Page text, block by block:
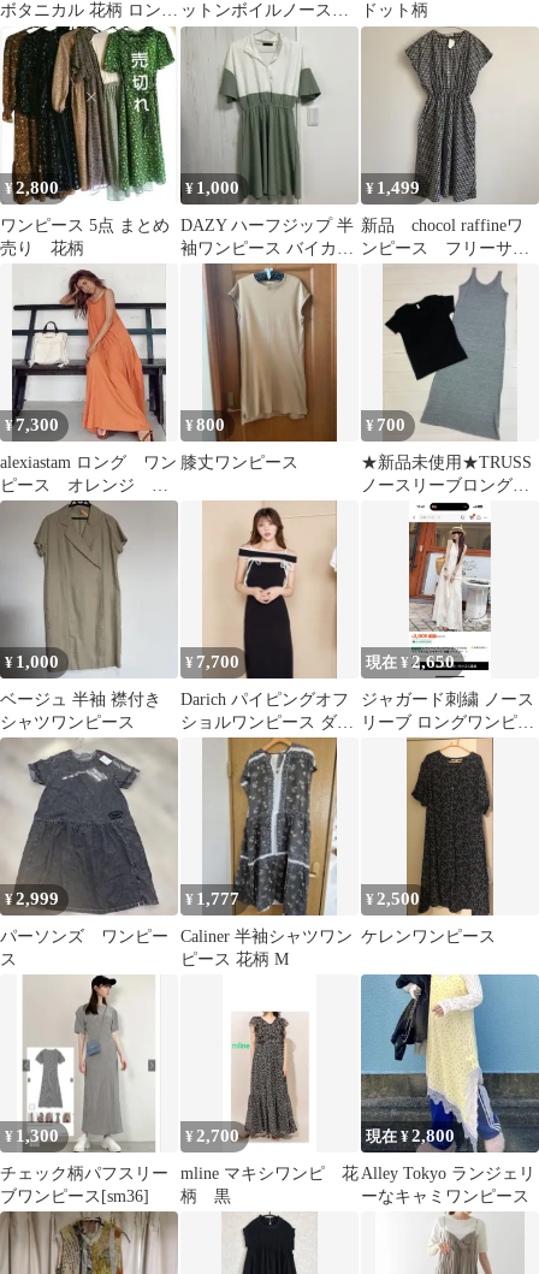
ボタニカル 花柄 ロング
ワンピース コットン F
ットンボイルノースリ
ーブワンピース
ドット柄
¥2,800
ワンピース 5点 まとめ
売り 花柄
¥ 1,000
DAZY ハーフジップ 半
袖ワンピース バイカラ
ー S
¥ 1,499
新品 chocol raffineワ
ンピース フリーサイ
ズ チェックワンピー
¥7,300
alexiastam ロング ワン
ピース オレンジ
Maxi Dress
¥800
膝丈ワンピース
¥ 700
★新品未使用★TRUSS
ノースリーブロングワ
ンピース＋黒半袖Tシ
ャツ 2点セット
¥ 1,000
ベージュ 半袖 襟付き
シャツワンピース
¥ 7,700
Darich パイピングオフ
ショルワンピース ダー
現在 ¥2,650
ジャガード刺繍 ノース
リーブ ロングワンピー
ス ホワイトSサイズ
¥2,999
パーソンズ ワンピー
ス
¥ 1,777
Caliner 半袖シャツワン
ピース 花柄 M
¥ 2,500
ケレンワンピース
¥ 1,300
チェック柄パフスリー
ブワンピース[sm36]
¥2,700
mline マキシワンピ 花
柄 黒
現在 ¥2,800
Alley Tokyo ランジェリ
ーなキャミワンピース